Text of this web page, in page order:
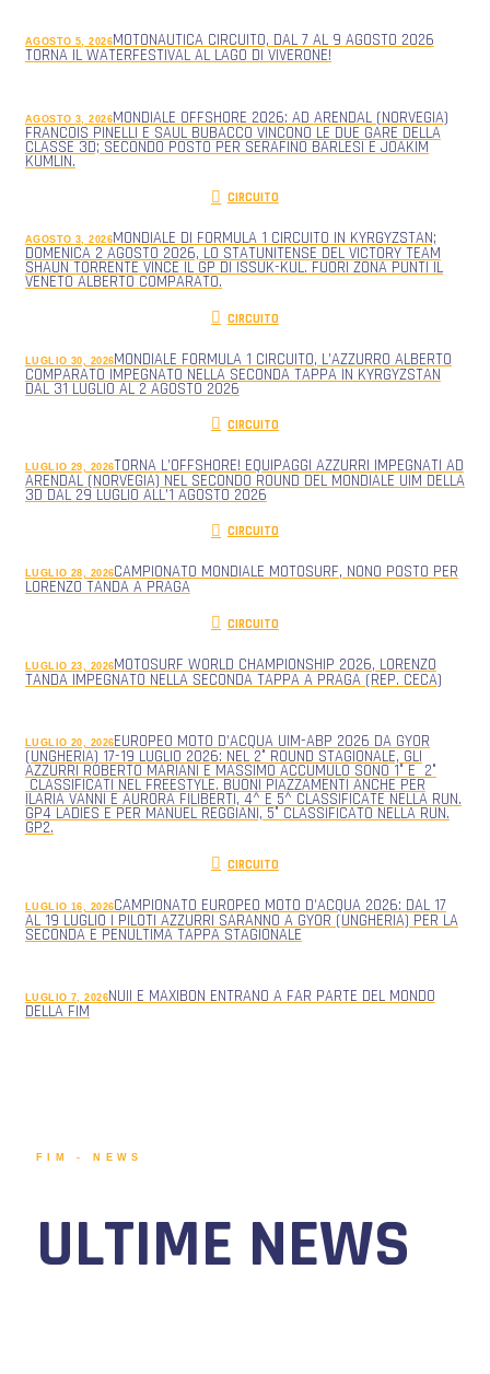
AGOSTO 5, 2026MOTONAUTICA CIRCUITO, DAL 7 AL 9 AGOSTO 2026
TORNA IL WATERFESTIVAL AL LAGO DI VIVERONE!
AGOSTO 3, 2026MONDIALE OFFSHORE 2026: AD ARENDAL (NORVEGIA)
FRANCOIS PINELLI E SAUL BUBACCO VINCONO LE DUE GARE DELLA
CLASSE 3D; SECONDO POSTO PER SERAFINO BARLESI E JOAKIM
KUMLIN.
CIRCUITO
AGOSTO 3, 2026MONDIALE DI FORMULA 1 CIRCUITO IN KYRGYZSTAN;
DOMENICA 2 AGOSTO 2026, LO STATUNITENSE DEL VICTORY TEAM
SHAUN TORRENTE VINCE IL GP DI ISSUK-KUL. FUORI ZONA PUNTI IL
VENETO ALBERTO COMPARATO.
CIRCUITO
LUGLIO 30, 2026MONDIALE FORMULA 1 CIRCUITO, L’AZZURRO ALBERTO
COMPARATO IMPEGNATO NELLA SECONDA TAPPA IN KYRGYZSTAN
DAL 31 LUGLIO AL 2 AGOSTO 2026
CIRCUITO
LUGLIO 29, 2026TORNA L’OFFSHORE! EQUIPAGGI AZZURRI IMPEGNATI AD
ARENDAL (NORVEGIA) NEL SECONDO ROUND DEL MONDIALE UIM DELLA
3D DAL 29 LUGLIO ALL’1 AGOSTO 2026
CIRCUITO
LUGLIO 28, 2026CAMPIONATO MONDIALE MOTOSURF, NONO POSTO PER
LORENZO TANDA A PRAGA
CIRCUITO
LUGLIO 23, 2026MOTOSURF WORLD CHAMPIONSHIP 2026, LORENZO
TANDA IMPEGNATO NELLA SECONDA TAPPA A PRAGA (REP. CECA)
LUGLIO 20, 2026EUROPEO MOTO D’ACQUA UIM-ABP 2026 DA GYOR
(UNGHERIA) 17-19 LUGLIO 2026: NEL 2° ROUND STAGIONALE, GLI
AZZURRI ROBERTO MARIANI E MASSIMO ACCUMULO SONO 1° E 2°
CLASSIFICATI NEL FREESTYLE. BUONI PIAZZAMENTI ANCHE PER
ILARIA VANNI E AURORA FILIBERTI, 4^ E 5^ CLASSIFICATE NELLA RUN.
GP4 LADIES E PER MANUEL REGGIANI, 5° CLASSIFICATO NELLA RUN.
GP2.
CIRCUITO
LUGLIO 16, 2026CAMPIONATO EUROPEO MOTO D’ACQUA 2026: DAL 17
AL 19 LUGLIO I PILOTI AZZURRI SARANNO A GYOR (UNGHERIA) PER LA
SECONDA E PENULTIMA TAPPA STAGIONALE
LUGLIO 7, 2026NUII E MAXIBON ENTRANO A FAR PARTE DEL MONDO
DELLA FIM
FIM - NEWS
ULTIME NEWS